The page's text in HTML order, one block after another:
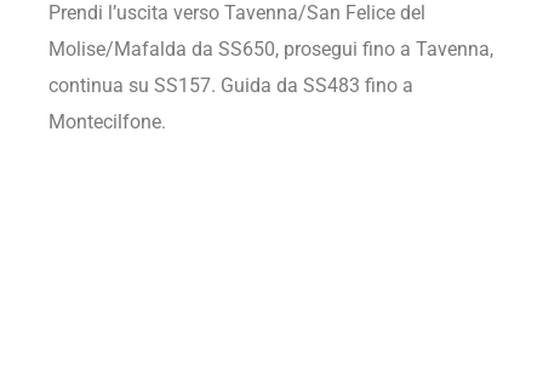
Prendi l’uscita verso Tavenna/San Felice del
Molise/Mafalda da SS650, prosegui fino a Tavenna,
continua su SS157. Guida da SS483 fino a
Montecilfone.